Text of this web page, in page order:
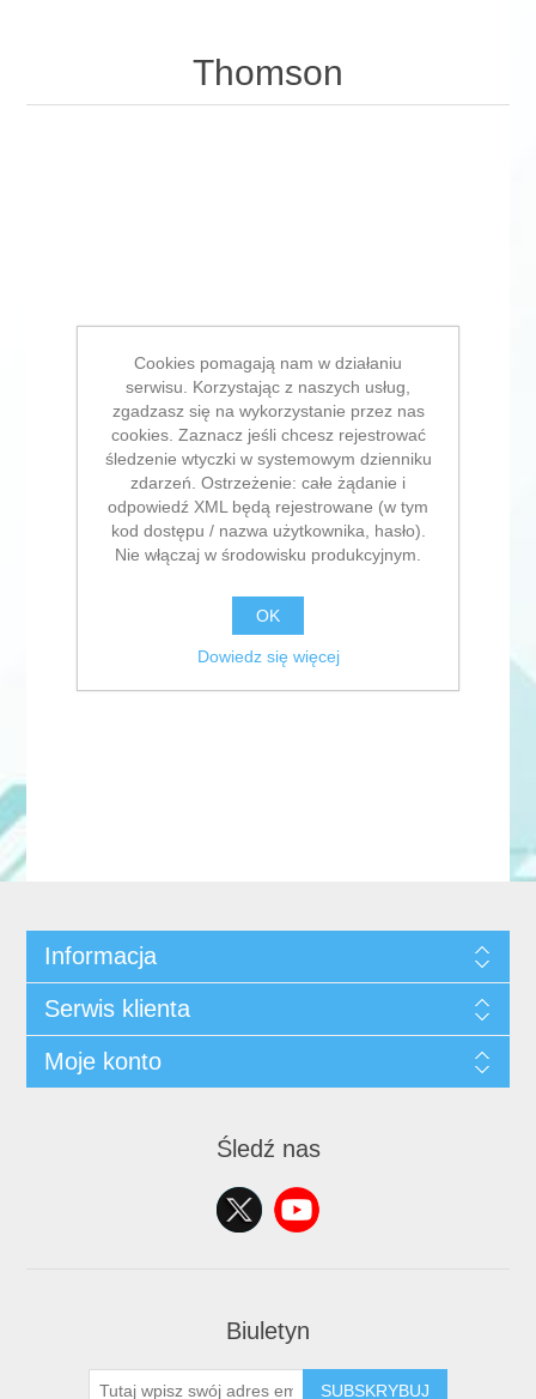
Thomson
Informacja
Serwis klienta
Moje konto
Śledź nas
Biuletyn
SUBSKRYBUJ
Cookies pomagają nam w działaniu
serwisu. Korzystając z naszych usług,
zgadzasz się na wykorzystanie przez nas
cookies. Zaznacz jeśli chcesz rejestrować
śledzenie wtyczki w systemowym dzienniku
zdarzeń. Ostrzeżenie: całe żądanie i
odpowiedź XML będą rejestrowane (w tym
kod dostępu / nazwa użytkownika, hasło).
Nie włączaj w środowisku produkcyjnym.
OK
Dowiedz się więcej